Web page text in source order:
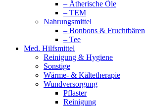
– Ätherische Öle
– TEM
Nahrungsmittel
– Bonbons & Fruchtbären
– Tee
Med. Hilfsmittel
Reinigung & Hygiene
Sonstige
Wärme- & Kältetherapie
Wundversorgung
Pflaster
Reinigung